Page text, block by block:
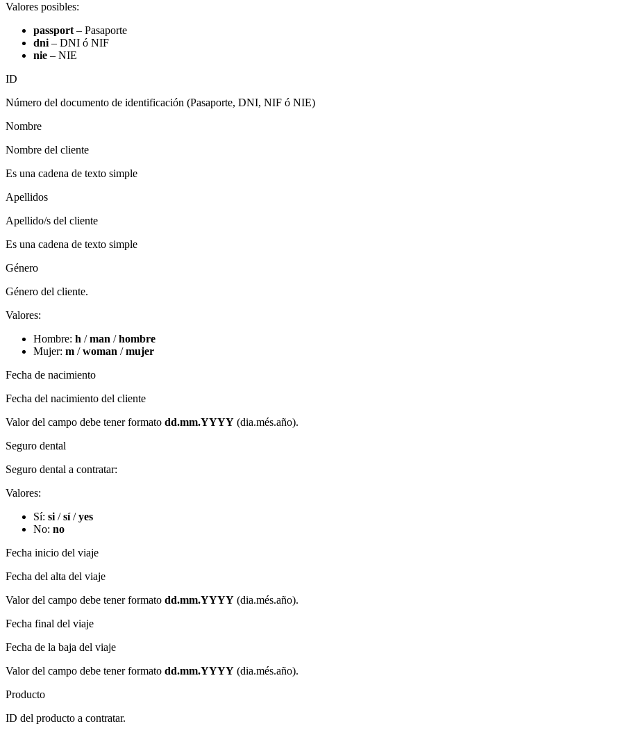
Valores posibles:
passport – Pasaporte
dni – DNI ó NIF
nie – NIE
ID
Número del documento de identificación (Pasaporte, DNI, NIF ó NIE)
Nombre
Nombre del cliente
Es una cadena de texto simple
Apellidos
Apellido/s del cliente
Es una cadena de texto simple
Género
Género del cliente.
Valores:
Hombre: h /man /hombre
Mujer: m /woman /mujer
Fecha de nacimiento
Fecha del nacimiento del cliente
Valor del campo debe tener formato dd.mm.YYYY (dia.més.año)​.
Seguro dental
Seguro dental a contratar:
Valores:
Sí: si /sí/yes
No: no
Fecha inicio del viaje
Fecha del alta del viaje
Valor del campo debe tener formato dd.mm.YYYY (dia.més.año)​.
Fecha final del viaje
Fecha de la baja del viaje
Valor del campo debe tener formato dd.mm.YYYY (dia.més.año)​.
Producto
ID del producto a contratar.